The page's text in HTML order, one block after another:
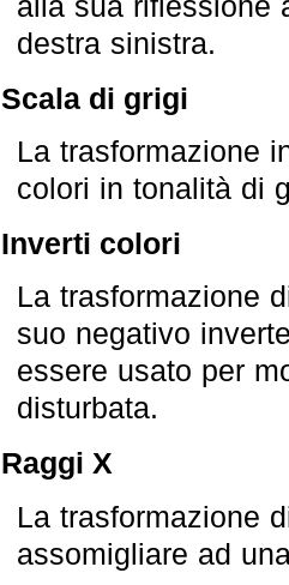
destra sinistra.
Scala di grigi
La trasformazione
colori in tonalità di
Inverti colori
La trasformazione
suo negativo
essere usato per
disturbata.
Raggi X
La trasformazione
assomigliare ad